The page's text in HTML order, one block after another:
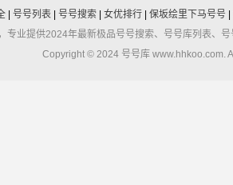
| 号号列表| 号号搜索| 女优排行| 保坂绘里下马号号|
专业提供2024年最新极品号号搜索、号号库列表、
Copyright © 2024 号号库 www.hhkoo.com.